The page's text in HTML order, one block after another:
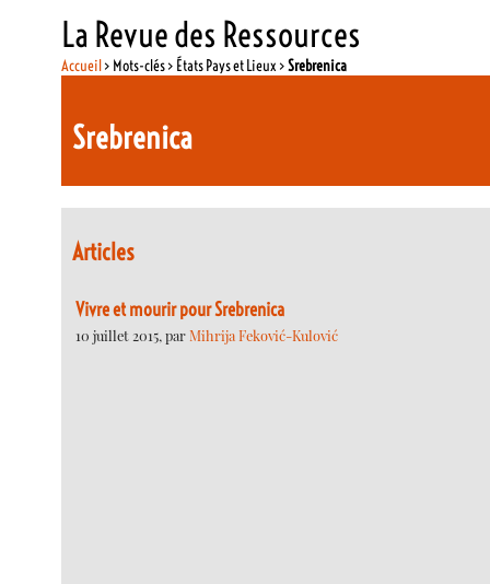
La Revue des Ressources
Accueil> Mots-clés > États Pays et Lieux >Srebrenica
Srebrenica
Articles
Vivre et mourir pour Srebrenica
10 juillet 2015, parMihrija Feković-Kulović